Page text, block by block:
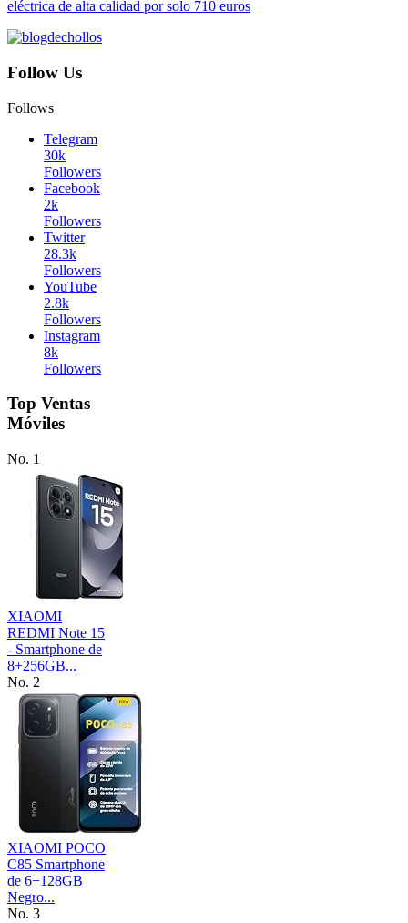
eléctrica de alta calidad por solo 710 euros
Follow Us
Follows
Telegram
30k
Followers
Facebook
2k
Followers
Twitter
28.3k
Followers
YouTube
2.8k
Followers
Instagram
8k
Followers
Top Ventas
Móviles
No. 1
XIAOMI
REDMI Note 15
- Smartphone de
8+256GB...
No. 2
XIAOMI POCO
C85 Smartphone
de 6+128GB
Negro...
No. 3